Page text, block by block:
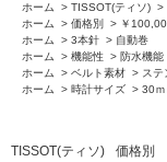
ホーム > TISSOT(ティソ) >
ホーム
> 価格別 > ￥
ホーム
> 3本針 > 自動巻
ホーム
> 機能性 > 防水機能
ホーム
> ベルト素材 > ステ
ホーム
> 時計サイズ > 30
TISSOT(ティソ) 価格別